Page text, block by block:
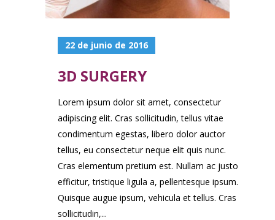
22 de junio de 2016
3D SURGERY
Lorem ipsum dolor sit amet, consectetur
adipiscing elit. Cras sollicitudin, tellus vitae
condimentum egestas, libero dolor auctor
tellus, eu consectetur neque elit quis nunc.
Cras elementum pretium est. Nullam ac justo
efficitur, tristique ligula a, pellentesque ipsum.
Quisque augue ipsum, vehicula et tellus. Cras
sollicitudin,...